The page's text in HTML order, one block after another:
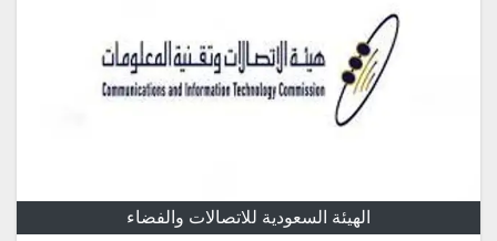
الهيئة السعودية للاتصالات والفضاء